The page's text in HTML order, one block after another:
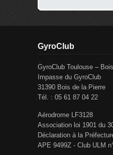
GyroClub
GyroClub Toulouse –
Impasse du GyroClub
31390 Bois de la Pierre
Tél. : 05 61 87 04 22
Aérodrome LF3128
Association loi 1901 du
Déclaration à la
APE 9499Z - Club ULM